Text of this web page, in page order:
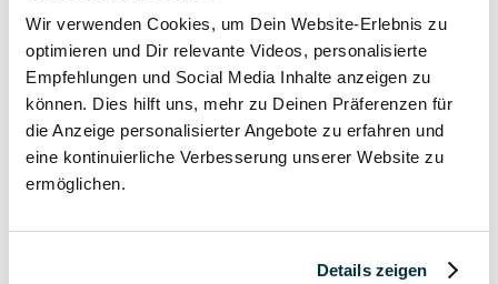
Wir verwenden Cookies, um Dein Website-Erlebnis zu
optimieren und Dir relevante Videos, personalisierte
Empfehlungen und Social Media Inhalte anzeigen zu
können. Dies hilft uns, mehr zu Deinen Präferenzen für
die Anzeige personalisierter Angebote zu erfahren und
eine kontinuierliche Verbesserung unserer Website zu
ermöglichen.
Details zeigen
Kaninchen
Katzen
Papageien
7 September 2021
Hygieneregeln beim Tierarzt für Mensch und Tier
Kaninchen